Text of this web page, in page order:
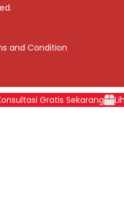
and Condition
Gratis Sekarang